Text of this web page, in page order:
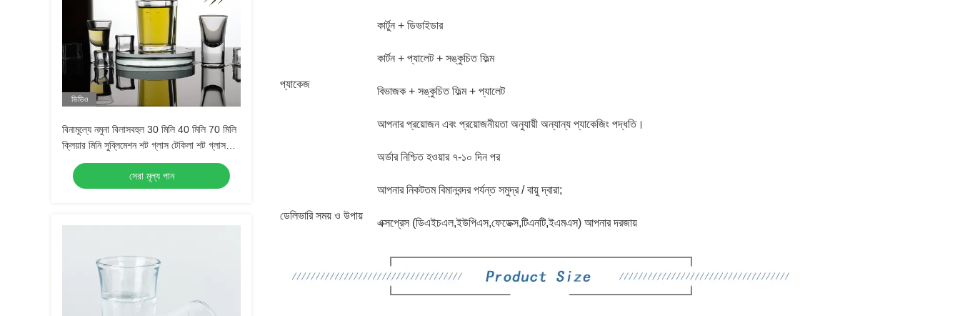
ভিডিও
বিনামূল্যে নমুনা বিলাসবহুল 30 মিলি 40 মিলি 70 মিলি
ক্লিয়ার মিনি সুব্লিমেশন শট গ্লাস টেকিলা শট গ্লাস
এসপ্রেসো শট গ্লাস
সেরা মূল্য পান
প্যাকেজ
কার্টুন + ডিভাইডার
কার্টন + প্যালেট + সঙ্কুচিত ফিল্ম
বিভাজক + সঙ্কুচিত ফিল্ম + প্যালেট
আপনার প্রয়োজন এবং প্রয়োজনীয়তা অনুযায়ী অন্যান্য প্যাকেজিং পদ্ধতি।
ডেলিভারি সময় ও উপায়
অর্ডার নিশ্চিত হওয়ার ৭-১০ দিন পর
আপনার নিকটতম বিমানবন্দর পর্যন্ত সমুদ্র / বায়ু দ্বারা;
এক্সপ্রেস (ডিএইচএল,ইউপিএস,ফেডেক্স,টিএনটি,ইএমএস) আপনার দরজায়